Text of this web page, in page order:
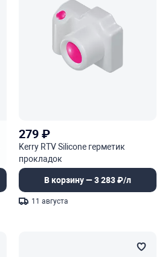
279 ₽
Kerry RTV Silicone герметик
прокладок
высокотемпературный 345 °С
В корзину — 3 283 ₽/л
11 августа